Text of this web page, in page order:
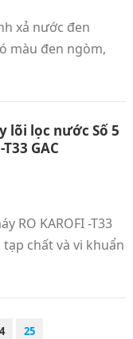
xả nước đen
màu đen ngòm,
lõi lọc nước Số 5
GAC
RO KAROFI -T33
chất và vi khuẩn
25